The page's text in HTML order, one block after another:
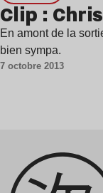
Clip :
En amont de la
bien sympa.
7 octobre 2013